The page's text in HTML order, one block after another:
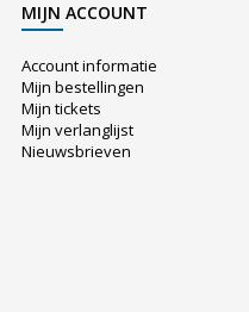
MIJN ACCOUNT
Account informatie
Mijn bestellingen
Mijn tickets
Mijn verlanglijst
Nieuwsbrieven